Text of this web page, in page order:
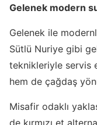
Gelenek modern
Gelenek ile
Sütlü Nuriye gibi
teknikleriyle servis
hem de çağdaş
Misafir odaklı
de kırmızı et